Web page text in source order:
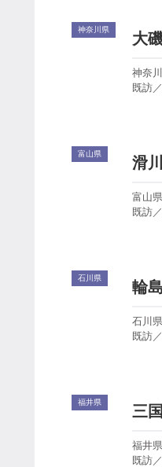
神奈川県
大
神奈
既訪
富山県
滑川
富山
既訪
石川県
輪島
石川
既訪
福井県
三国
福井
既訪